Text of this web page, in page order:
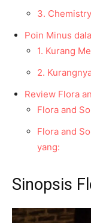
3.
Poin Minus
1. Kurang
2.
Review Flora
Flora and
Flora and
yang:
Sinopsis